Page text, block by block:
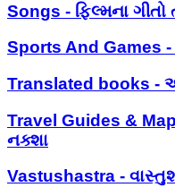
Songs - ફિલ્મના ગીતો
Sports And Games
Translated books -
Travel Guides &
નક્શા
Vastushastra -